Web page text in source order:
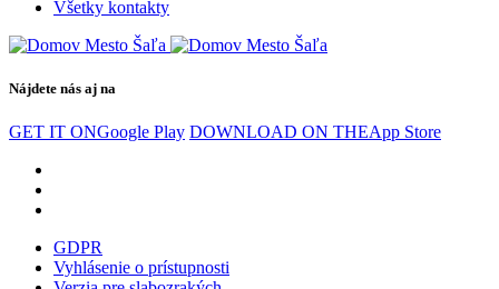
Všetky kontakty
Nájdete nás aj na
GET IT ONGoogle Play DOWNLOAD ON THEApp Store
GDPR
Vyhlásenie o prístupnosti